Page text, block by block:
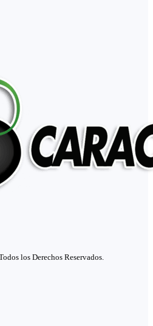
los Derechos Reservados.